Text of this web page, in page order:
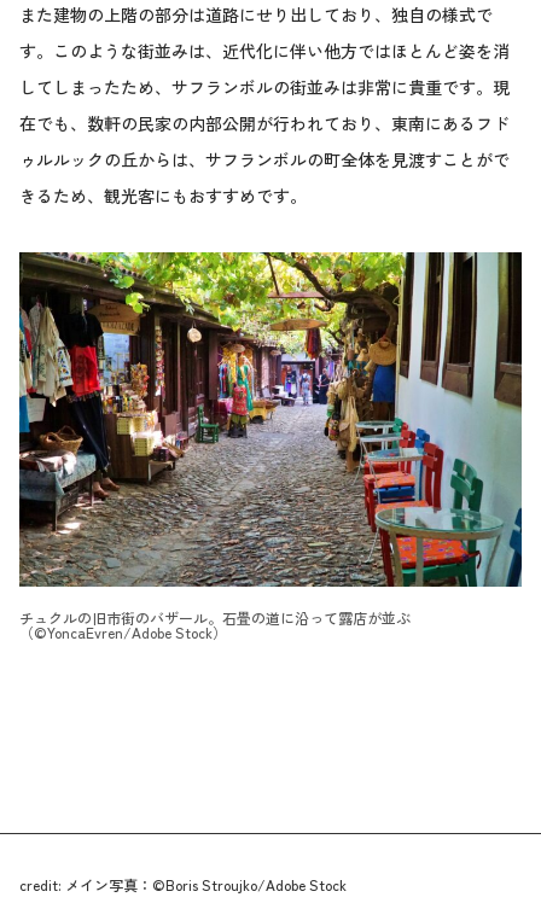
また建物の上階の部分は道路にせり出しており、独自の様式で
す。このような街並みは、近代化に伴い他方ではほとんど姿を消
してしまったため、サフランボルの街並みは非常に貴重です。現
在でも、数軒の民家の内部公開が行われており、東南にあるフド
ゥルルックの丘からは、サフランボルの町全体を見渡すことがで
きるため、観光客にもおすすめです。
チュクルの旧市街のバザール。石畳の道に沿って露店が並ぶ
（©YoncaEvren/Adobe Stock）
credit: メイン写真：©Boris Stroujko/Adobe Stock